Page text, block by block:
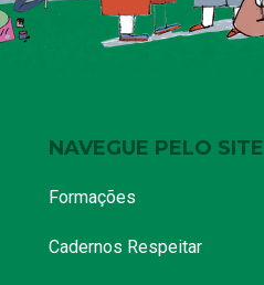
NAVEGUE PELO SITE
Formações
Cadernos Respeitar